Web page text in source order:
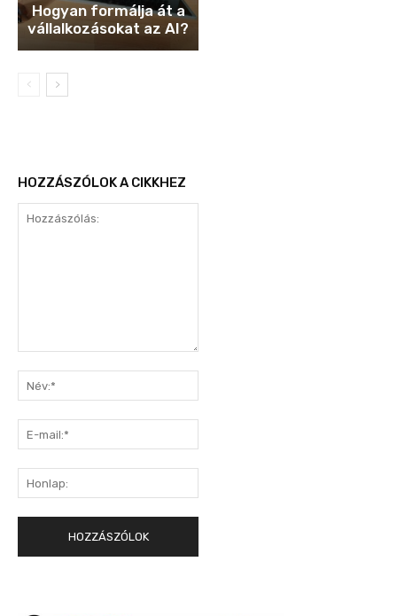
Hogyan formálja át a
vállalkozásokat az AI?
HOZZÁSZÓLOK A CIKKHEZ
mail:*